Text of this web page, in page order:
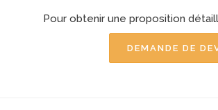
Pour obtenir une proposition
DEMANDE DE